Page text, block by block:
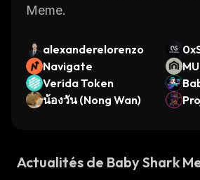
Meme.
alexanderelorenzo
Navigate
Verida Token
น้องวัน (Nong Wan)
Actualités de Baby Shark